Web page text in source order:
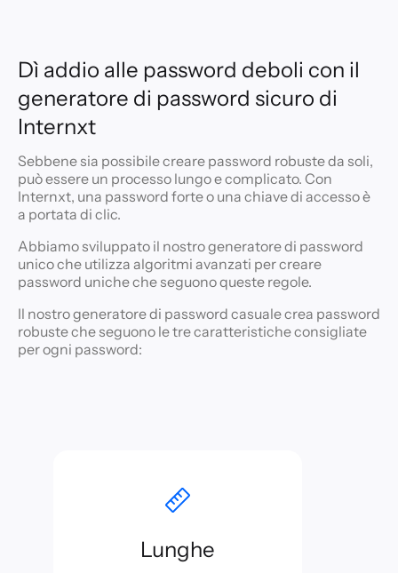
Dì addio alle password deboli con il
generatore di password sicuro di
Internxt
Sebbene sia possibile creare password robuste da soli,
può essere un processo lungo e complicato. Con
Internxt, una password forte o una chiave di accesso è
a portata di clic.
Abbiamo sviluppato il nostro generatore di password
unico che utilizza algoritmi avanzati per creare
password uniche che seguono queste regole.
Il nostro generatore di password casuale crea password
robuste che seguono le tre caratteristiche consigliate
per ogni password:
Lunghe